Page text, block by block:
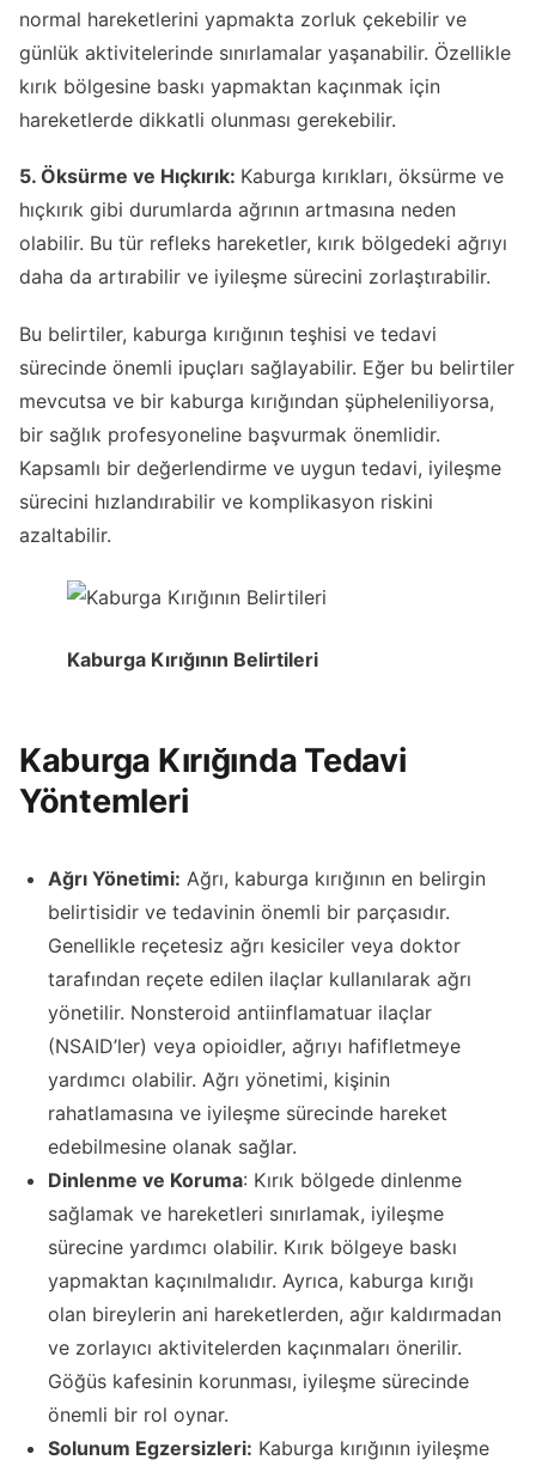
normal hareketlerini yapmakta zorluk çekebilir ve
günlük aktivitelerinde sınırlamalar yaşanabilir. Özellikle
kırık bölgesine baskı yapmaktan kaçınmak için
hareketlerde dikkatli olunması gerekebilir.
5. Öksürme ve Hıçkırık: Kaburga kırıkları, öksürme ve
hıçkırık gibi durumlarda ağrının artmasına neden
olabilir. Bu tür refleks hareketler, kırık bölgedeki ağrıyı
daha da artırabilir ve iyileşme sürecini zorlaştırabilir.
Bu belirtiler, kaburga kırığının teşhisi ve tedavi
sürecinde önemli ipuçları sağlayabilir. Eğer bu belirtiler
mevcutsa ve bir kaburga kırığından şüpheleniliyorsa,
bir sağlık profesyoneline başvurmak önemlidir.
Kapsamlı bir değerlendirme ve uygun tedavi, iyileşme
sürecini hızlandırabilir ve komplikasyon riskini
azaltabilir.
Kaburga Kırığının Belirtileri
Kaburga Kırığında Tedavi
Yöntemleri
Ağrı Yönetimi: Ağrı, kaburga kırığının en belirgin
belirtisidir ve tedavinin önemli bir parçasıdır.
Genellikle reçetesiz ağrı kesiciler veya doktor
tarafından reçete edilen ilaçlar kullanılarak ağrı
yönetilir. Nonsteroid antiinflamatuar ilaçlar
(NSAID’ler) veya opioidler, ağrıyı hafifletmeye
yardımcı olabilir. Ağrı yönetimi, kişinin
rahatlamasına ve iyileşme sürecinde hareket
edebilmesine olanak sağlar.
Dinlenme ve Koruma: Kırık bölgede dinlenme
sağlamak ve hareketleri sınırlamak, iyileşme
sürecine yardımcı olabilir. Kırık bölgeye baskı
yapmaktan kaçınılmalıdır. Ayrıca, kaburga kırığı
olan bireylerin ani hareketlerden, ağır kaldırmadan
ve zorlayıcı aktivitelerden kaçınmaları önerilir.
Göğüs kafesinin korunması, iyileşme sürecinde
önemli bir rol oynar.
Solunum Egzersizleri: Kaburga kırığının iyileşme